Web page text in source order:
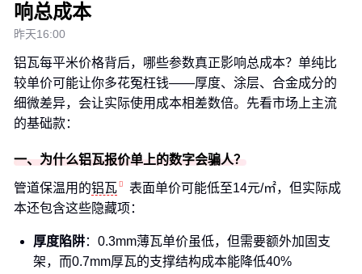
响总成本
昨天16:00
铝瓦每平米价格背后，哪些参数真正影响总成本？单纯比
较单价可能让你多花冤枉钱——厚度、涂层、合金成分的
细微差异，会让实际使用成本相差数倍。先看市场上主流
的基础款：
一、为什么铝瓦报价单上的数字会骗人？
管道保温用的铝瓦
表面单价可能低至14元/㎡，但实际成
本还包含这些隐藏项：
厚度陷阱：0.3mm薄瓦单价虽低，但需要额外加固支
架，而0.7mm厚瓦的支撑结构成本能降低40%